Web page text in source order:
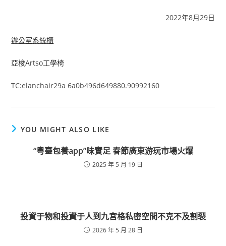
2022年8月29日
辦公室系統櫃
亞梭Artso工學椅
TC:elanchair29a 6a0b496d649880.90992160
YOU MIGHT ALSO LIKE
“粵臺包養app”味實足 春節廣東游玩市場火爆
2025 年 5 月 19 日
投資于物和投資于人到九宮格私密空間不克不及割裂
2026 年 5 月 28 日